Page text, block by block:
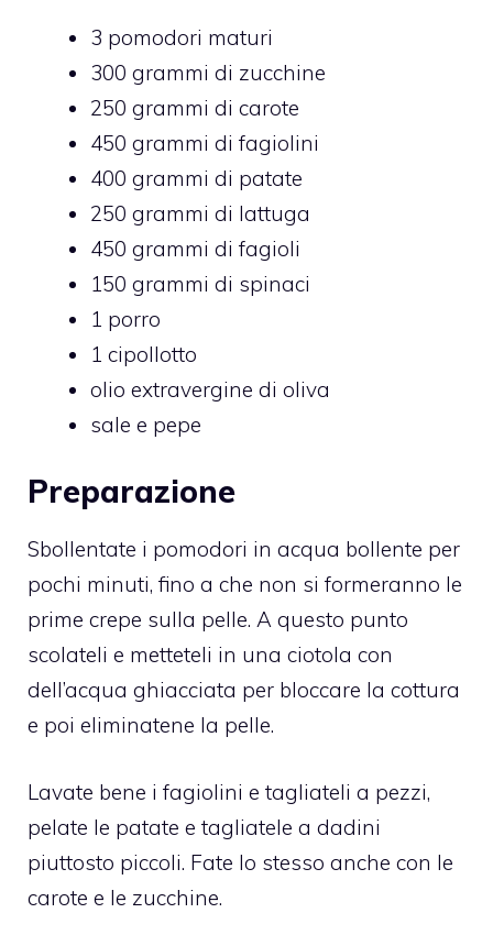
3 pomodori maturi
300 grammi di zucchine
250 grammi di carote
450 grammi di fagiolini
400 grammi di patate
250 grammi di lattuga
450 grammi di fagioli
150 grammi di spinaci
1 porro
1 cipollotto
olio extravergine di oliva
sale e pepe
Preparazione
Sbollentate i pomodori in acqua bollente per
pochi minuti, fino a che non si formeranno le
prime crepe sulla pelle. A questo punto
scolateli e metteteli in una ciotola con
dell’acqua ghiacciata per bloccare la cottura
e poi eliminatene la pelle.
Lavate bene i fagiolini e tagliateli a pezzi,
pelate le patate e tagliatele a dadini
piuttosto piccoli. Fate lo stesso anche con le
carote e le zucchine.